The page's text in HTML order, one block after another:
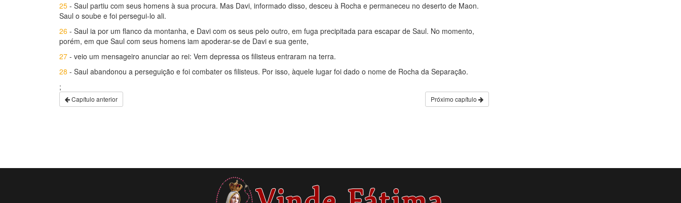
25 - Saul partiu com seus homens à sua procura. Mas Davi, informado disso, desceu à Rocha e permaneceu no deserto de Maon.
Saul o soube e foi persegui-lo ali.
26 - Saul ia por um flanco da montanha, e Davi com os seus pelo outro, em fuga precipitada para escapar de Saul. No momento,
porém, em que Saul com seus homens iam apoderar-se de Davi e sua gente,
27 - veio um mensageiro anunciar ao rei: Vem depressa os filisteus entraram na terra.
28 - Saul abandonou a perseguição e foi combater os filisteus. Por isso, àquele lugar foi dado o nome de Rocha da Separação.
;
Capítulo anterior Próximo capítulo